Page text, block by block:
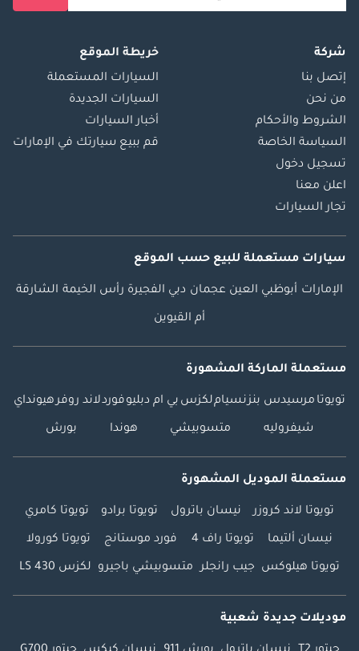
شركة
إتصل بنا
من نحن
الشروط والأحكام
السياسة الخاصة
تسجيل دخول
اعلن معنا
تجار السيارات
خريطة الموقع
السيارات المستعملة
السيارات الجديدة
أخبار السيارات
قم ببيع سيارتك في الإمارات
سيارات مستعملة للبيع حسب الموقع
الإمارات أبوظبي العين عجمان دبي الفجيرة رأس الخيمة الشارقة
أم القيوين
مستعملة الماركة المشهورة
تويوتا مرسيدس بنزنسياملكزس بي ام دبليوفوردلاند روفرهيونداي
شيفروليه متسوبيشي هوندا بورش
مستعملة الموديل المشهورة
تويوتا لاند كروزر نيسان باترول تويوتا برادو تويوتا كامري
نيسان ألتيما تويوتا راف 4 فورد موستانج تويوتا كورولا
تويوتا هيلوكس جيب رانجلر متسوبيشي باجيرو لكزس LS 430
موديلات جديدة شعبية